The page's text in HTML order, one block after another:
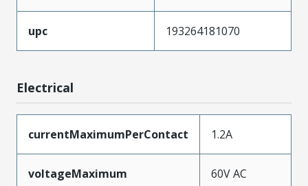
upc 193264181070
Electrical
currentMaximumPerContact 1.2A
voltageMaximum 60V AC